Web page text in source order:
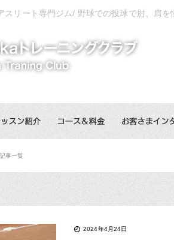
リート専門ジム/ 野球での投球で肘、肩を
事一覧
2024年4月24日